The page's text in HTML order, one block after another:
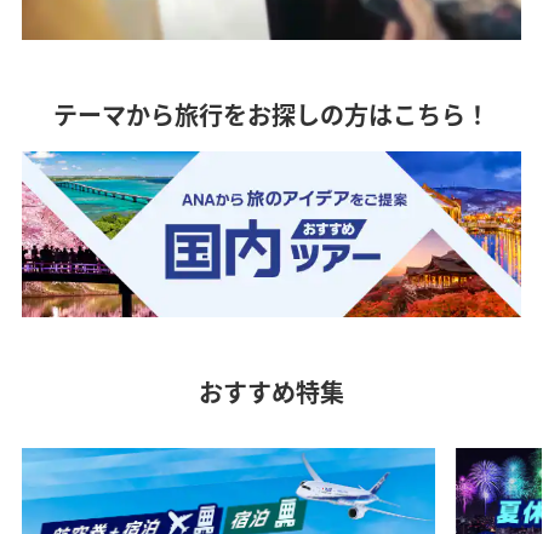
テーマから旅行をお探しの方はこちら！
おすすめ特集